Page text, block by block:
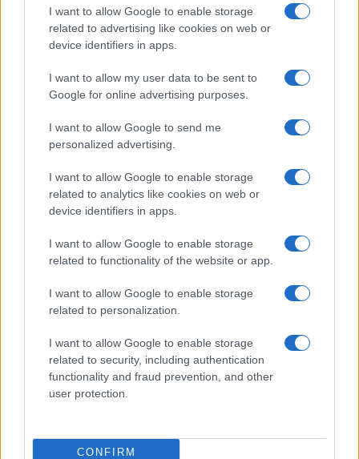
I want to allow Google to enable storage
related to advertising like cookies on web or
device identifiers in apps.
I want to allow my user data to be sent to
Google for online advertising purposes.
I want to allow Google to send me
personalized advertising.
I want to allow Google to enable storage
related to analytics like cookies on web or
device identifiers in apps.
I want to allow Google to enable storage
related to functionality of the website or app.
I want to allow Google to enable storage
related to personalization.
I want to allow Google to enable storage
related to security, including authentication
functionality and fraud prevention, and other
user protection.
CONFIRM
Disastri climatici 2026: incendi, alluvioni e caldo
estremo in Europa e oltre
Marco Tessari · 1 Ago 2026
Scopri le Olimpiadi Milano Cortina: Sport, Cultura e
Auto a noleggio a Cortina d’Ampezzo: soluzioni
pratiche e prezzi chiari
Camminare in montagna con i figli: percorsi adatti e
cosa mettere nello zaino
Kleinwalsertal
italiane di novembre 2026